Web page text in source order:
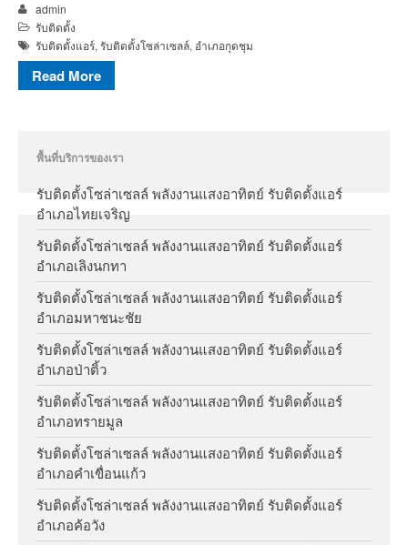
admin
รับติดตั้ง
รับติดตั้งแอร์, รับติดตั้งโซล่าเซลล์, อำเภอกุดชุม
Read More
พื้นที่บริการของเรา
รับติดตั้งโซล่าเซลล์ พลังงานแสงอาทิตย์ รับติดตั้งแอร์
อำเภอไทยเจริญ
รับติดตั้งโซล่าเซลล์ พลังงานแสงอาทิตย์ รับติดตั้งแอร์
อำเภอเลิงนกทา
รับติดตั้งโซล่าเซลล์ พลังงานแสงอาทิตย์ รับติดตั้งแอร์
อำเภอมหาชนะชัย
รับติดตั้งโซล่าเซลล์ พลังงานแสงอาทิตย์ รับติดตั้งแอร์
อำเภอป่าติ้ว
รับติดตั้งโซล่าเซลล์ พลังงานแสงอาทิตย์ รับติดตั้งแอร์
อำเภอทรายมูล
รับติดตั้งโซล่าเซลล์ พลังงานแสงอาทิตย์ รับติดตั้งแอร์
อำเภอคำเขื่อนแก้ว
รับติดตั้งโซล่าเซลล์ พลังงานแสงอาทิตย์ รับติดตั้งแอร์
อำเภอค้อวัง